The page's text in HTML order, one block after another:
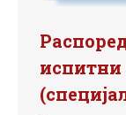
испитни